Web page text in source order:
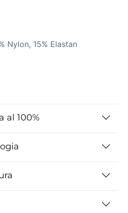
Nylon, 15% Elastan
al 100%